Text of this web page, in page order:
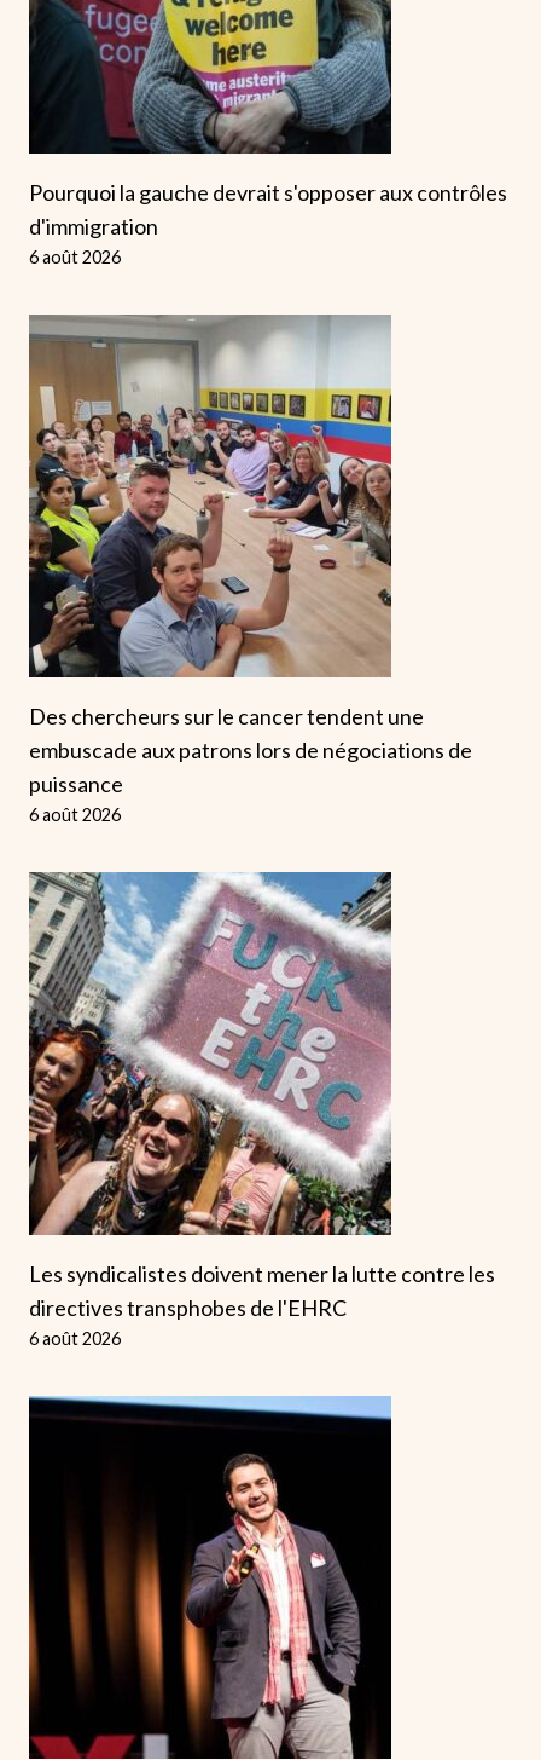
Pourquoi la gauche devrait s'opposer aux contrôles
d'immigration
6 août 2026
Des chercheurs sur le cancer tendent une
embuscade aux patrons lors de négociations de
puissance
6 août 2026
Les syndicalistes doivent mener la lutte contre les
directives transphobes de l'EHRC
6 août 2026